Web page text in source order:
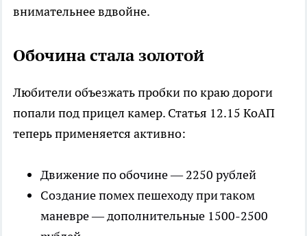
внимательнее вдвойне.
Обочина стала золотой
Любители объезжать пробки по краю дороги
попали под прицел камер. Статья 12.15 КоАП
теперь применяется активно:
Движение по обочине — 2250 рублей
Создание помех пешеходу при таком
маневре — дополнительные 1500-2500